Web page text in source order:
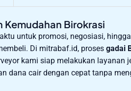
Kemudahan Birokrasi
untuk promosi, negosiasi,
Di mitrabaf.id, proses gadai
kami siap melakukan layanan
dana cair dengan cepat tanpa